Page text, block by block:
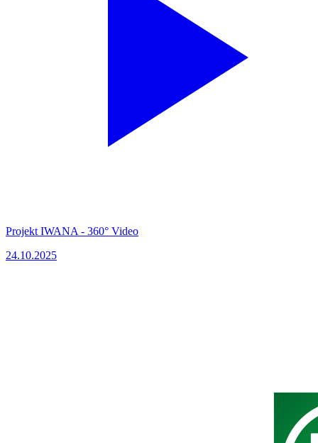
Projekt IWANA - 360° Video
24.10.2025